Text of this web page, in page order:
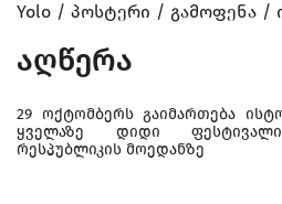
Yolo პოსტერი გამოფენა
აღწერა
29 ოქტომბერს გაიმართება
ყველაზე დიდი
რესპუბლიკის მოედანზე